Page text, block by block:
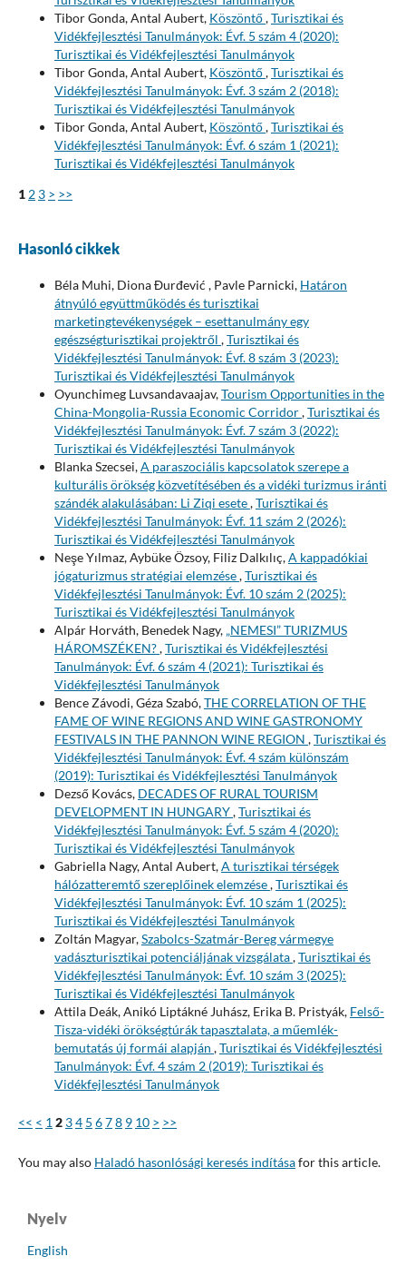
Tibor Gonda, Antal Aubert, Köszöntő,Turisztikai és
Vidékfejlesztési Tanulmányok: Évf. 5 szám 4 (2020):
Turisztikai és Vidékfejlesztési Tanulmányok
Tibor Gonda, Antal Aubert, Köszöntő,Turisztikai és
Vidékfejlesztési Tanulmányok: Évf. 3 szám 2 (2018):
Turisztikai és Vidékfejlesztési Tanulmányok
Tibor Gonda, Antal Aubert, Köszöntő,Turisztikai és
Vidékfejlesztési Tanulmányok: Évf. 6 szám 1 (2021):
Turisztikai és Vidékfejlesztési Tanulmányok
1 2 3 > >>
Hasonló cikkek
Béla Muhi, Diona Đurđević , Pavle Parnicki, Határon
átnyúló együttműködés és turisztikai
marketingtevékenységek – esettanulmány egy
egészségturisztikai projektről ,Turisztikai és
Vidékfejlesztési Tanulmányok: Évf. 8 szám 3 (2023):
Turisztikai és Vidékfejlesztési Tanulmányok
Oyunchimeg Luvsandavaajav,Tourism Opportunities in the
China-Mongolia-Russia Economic Corridor,Turisztikai és
Vidékfejlesztési Tanulmányok: Évf. 7 szám 3 (2022):
Turisztikai és Vidékfejlesztési Tanulmányok
Blanka Szecsei,A paraszociális kapcsolatok szerepe a
kulturális örökség közvetítésében és a vidéki turizmus iránti
szándék alakulásában: Li Ziqi esete,Turisztikai és
Vidékfejlesztési Tanulmányok: Évf. 11 szám 2 (2026):
Turisztikai és Vidékfejlesztési Tanulmányok
Neşe Yılmaz, Aybüke Özsoy, Filiz Dalkılıç,A kappadókiai
jógaturizmus stratégiai elemzése,Turisztikai és
Vidékfejlesztési Tanulmányok: Évf. 10 szám 2 (2025):
Turisztikai és Vidékfejlesztési Tanulmányok
Alpár Horváth, Benedek Nagy, „NEMESI” TURIZMUS
HÁROMSZÉKEN?,Turisztikai és Vidékfejlesztési
Tanulmányok: Évf. 6 szám 4 (2021): Turisztikai és
Vidékfejlesztési Tanulmányok
Bence Závodi, Géza Szabó,THE CORRELATION OF THE
FAME OF WINE REGIONS AND WINE GASTRONOMY
FESTIVALS IN THE PANNON WINE REGION ,Turisztikai és
Vidékfejlesztési Tanulmányok: Évf. 4 szám különszám
(2019): Turisztikai és Vidékfejlesztési Tanulmányok
Dezső Kovács, DECADES OF RURAL TOURISM
DEVELOPMENT IN HUNGARY,Turisztikai és
Vidékfejlesztési Tanulmányok: Évf. 5 szám 4 (2020):
Turisztikai és Vidékfejlesztési Tanulmányok
Gabriella Nagy, Antal Aubert,A turisztikai térségek
hálózatteremtő szereplőinek elemzése,Turisztikai és
Vidékfejlesztési Tanulmányok: Évf. 10 szám 1 (2025):
Turisztikai és Vidékfejlesztési Tanulmányok
Zoltán Magyar,Szabolcs-Szatmár-Bereg vármegye
vadászturisztikai potenciáljának vizsgálata,Turisztikai és
Vidékfejlesztési Tanulmányok: Évf. 10 szám 3 (2025):
Turisztikai és Vidékfejlesztési Tanulmányok
Attila Deák, Anikó Liptákné Juhász, Erika B. Pristyák, Felső-
Tisza-vidéki örökségtúrák tapasztalata, a műemlék-
bemutatás új formái alapján ,Turisztikai és Vidékfejlesztési
Tanulmányok: Évf. 4 szám 2 (2019): Turisztikai és
Vidékfejlesztési Tanulmányok
<< < 1 2 34 5 678 9 10 > >>
You may also Haladó hasonlósági keresés indításafor this article.
Nyelv
English